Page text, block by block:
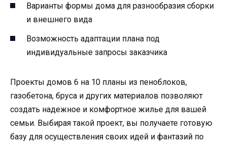
Варианты формы дома для разнообразия сборки
и внешнего вида
Возможность адаптации плана под
индивидуальные запросы заказчика
Проекты домов 6 на 10 планы из пеноблоков,
газобетона, бруса и других материалов позволяют
создать надежное и комфортное жилье для вашей
семьи. Выбирая такой проект, вы получаете готовую
базу для осуществления своих идей и фантазий по